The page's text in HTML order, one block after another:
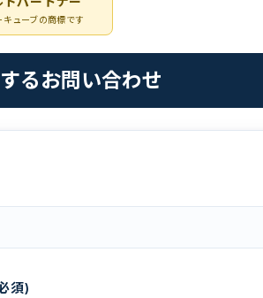
ューブの商標です
るお問い合わせ
須)